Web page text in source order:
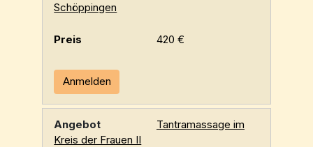
Schöppingen
420 €
Anmelden
Tantramassage im
Kreis der Frauen II